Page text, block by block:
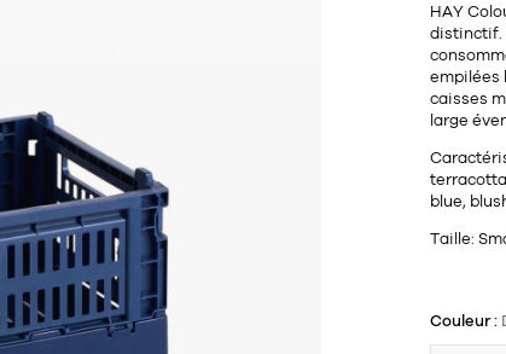
HAY
distinctif.
empilées
caisses
large
blue,
Taille:
Couleur :